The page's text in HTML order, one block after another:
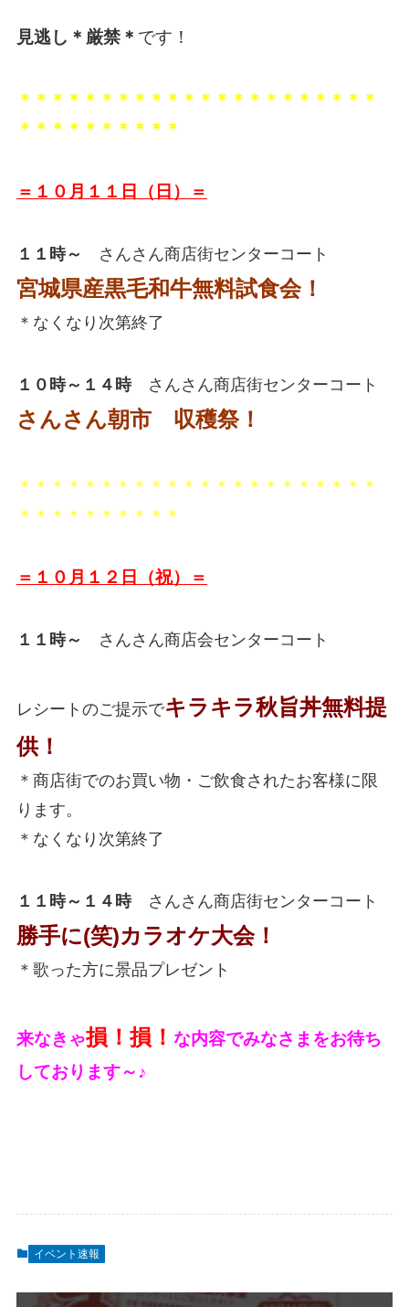
見逃し＊厳禁＊ です！
＊＊＊＊＊＊＊＊＊＊＊＊＊＊＊＊＊＊＊＊＊＊
＊＊＊＊＊＊＊＊＊＊
＝１０月１１日（日）＝
１１時～ さんさん商店街センターコート
宮城県産黒毛和牛無料試食会！
＊なくなり次第終了
１０時～１４時さんさん商店街センターコート
さんさん朝市 収穫祭！
＊＊＊＊＊＊＊＊＊＊＊＊＊＊＊＊＊＊＊＊＊＊
＊＊＊＊＊＊＊＊＊＊
＝１０月１２日（祝）＝
１１時～ さんさん商店会センターコート
レシートのご提示でキラキラ秋旨丼無料提
供！
＊商店街でのお買い物・ご飲食されたお客様に限
ります。
＊なくなり次第終了
１１時～１４時さんさん商店街センターコート
勝手に(笑)カラオケ大会！
＊歌った方に景品プレゼント
来なきゃ損！損！ な内容でみなさまをお待ち
しております～♪
イベント速報